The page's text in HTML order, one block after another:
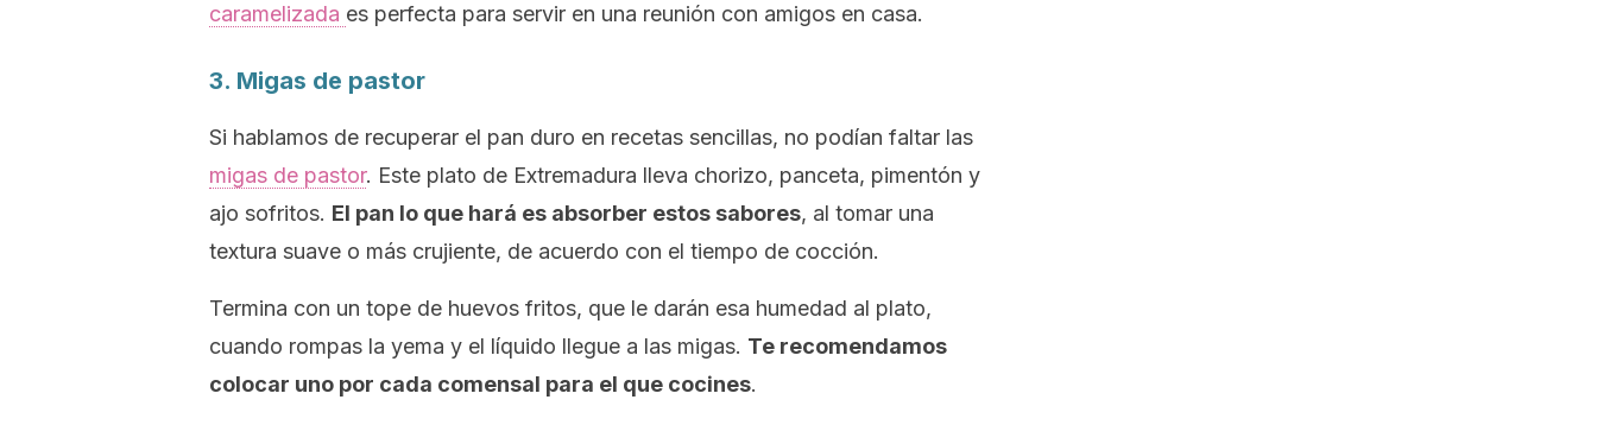
caramelizada es perfecta para servir en una reunión con amigos en casa.
3. Migas de pastor
Si hablamos de recuperar el pan duro en recetas sencillas, no podían faltar las
migas de pastor. Este plato de Extremadura lleva chorizo, panceta, pimentón y
ajo sofritos. El pan lo que hará es absorber estos sabores, al tomar una
textura suave o más crujiente, de acuerdo con el tiempo de cocción.
Termina con un tope de huevos fritos, que le darán esa humedad al plato,
cuando rompas la yema y el líquido llegue a las migas. Te recomendamos
colocar uno por cada comensal para el que cocines.